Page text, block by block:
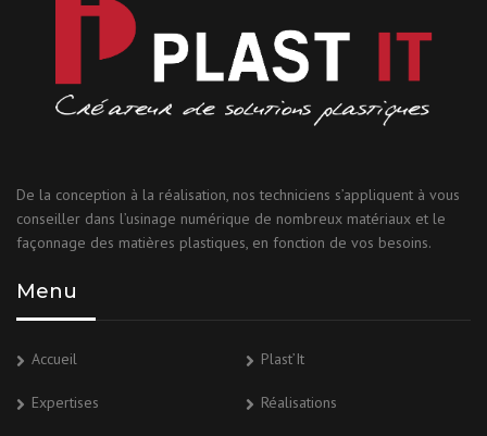
De la conception à la réalisation, nos techniciens s’appliquent à vous
conseiller dans l’usinage numérique de nombreux matériaux et le
façonnage des matières plastiques, en fonction de vos besoins.
Menu
Accueil Plast’It
Expertises Réalisations